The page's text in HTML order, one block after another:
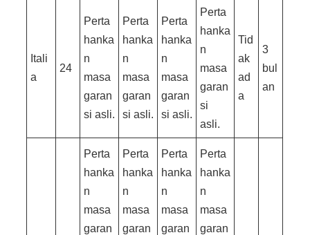
Itali
a
24
Perta
hanka
n
masa
garan
si asli.
Perta
hanka
n
masa
garan
si asli.
Perta
hanka
n
masa
garan
si asli.
Perta
hanka
n
masa
garan
si
asli.
Tid
ak
ad
a
3
bul
an
Perta
hanka
n
masa
garan
Perta
hanka
n
masa
garan
Perta
hanka
n
masa
garan
Perta
hanka
n
masa
garan